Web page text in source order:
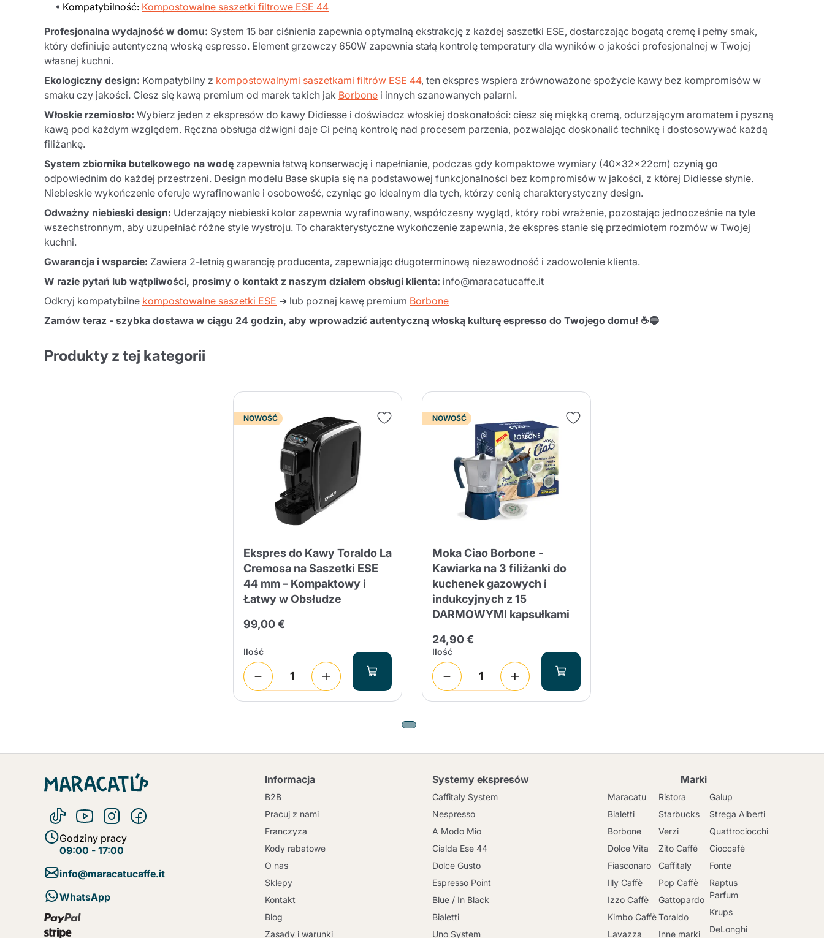
Kompatybilność: Kompostowalne saszetki filtrowe ESE 44
Profesjonalna wydajność w domu: System 15 bar ciśnienia zapewnia optymalną ekstrakcję z każdej saszetki ESE, dostarczając bogatą cremę i pełny smak,
który definiuje autentyczną włoską espresso. Element grzewczy 650W zapewnia stałą kontrolę temperatury dla wyników o jakości profesjonalnej w Twojej
własnej kuchni.
Ekologiczny design: Kompatybilny z kompostowalnymi saszetkami filtrów ESE 44, ten ekspres wspiera zrównoważone spożycie kawy bez kompromisów w
smaku czy jakości. Ciesz się kawą premium od marek takich jak Borbone i innych szanowanych palarni.
Włoskie rzemiosło: Wybierz jeden z ekspresów do kawy Didiesse i doświadcz włoskiej doskonałości: ciesz się miękką cremą, odurzającym aromatem i pyszną
kawą pod każdym względem. Ręczna obsługa dźwigni daje Ci pełną kontrolę nad procesem parzenia, pozwalając doskonalić technikę i dostosowywać każdą
filiżankę.
System zbiornika butelkowego na wodę zapewnia łatwą konserwację i napełnianie, podczas gdy kompaktowe wymiary (40x32x22cm) czynią go
odpowiednim do każdej przestrzeni. Design modelu Base skupia się na podstawowej funkcjonalności bez kompromisów w jakości, z której Didiesse słynie.
Niebieskie wykończenie oferuje wyrafinowanie i osobowość, czyniąc go idealnym dla tych, którzy cenią charakterystyczny design.
Odważny niebieski design: Uderzający niebieski kolor zapewnia wyrafinowany, współczesny wygląd, który robi wrażenie, pozostając jednocześnie na tyle
wszechstronnym, aby uzupełniać różne style wystroju. To charakterystyczne wykończenie zapewnia, że ekspres stanie się przedmiotem rozmów w Twojej
kuchni.
Gwarancja i wsparcie: Zawiera 2-letnią gwarancję producenta, zapewniając długoterminową niezawodność i zadowolenie klienta.
W razie pytań lub wątpliwości, prosimy o kontakt z naszym działem obsługi klienta: info@maracatucaffe.it
Odkryj kompatybilne kompostowalne saszetki ESE ➜ lub poznaj kawę premium Borbone
Zamów teraz - szybka dostawa w ciągu 24 godzin, aby wprowadzić autentyczną włoską kulturę espresso do Twojego domu! ☕🔵
Produkty z tej kategorii
NOWOŚĆ
Ekspres do Kawy Toraldo La
Cremosa na Saszetki ESE
44 mm – Kompaktowy i
Łatwy w Obsłudze
99,00 €
Ilość
NOWOŚĆ
Moka Ciao Borbone -
Kawiarka na 3 filiżanki do
kuchenek gazowych i
indukcyjnych z 15
DARMOWYMI kapsułkami
24,90 €
Ilość
Kontynuuj zakupy Przejdź do koszyka
Kontynuuj zakupy
Kontynuuj zakupy Dodaj minimalną dozwoloną ilość
Kontynuuj zakupy
Wyślij
Godziny pracy
09:00 - 17:00
info@maracatucaffe.it
WhatsApp
Informacja
B2B
Pracuj z nami
Franczyza
Kody rabatowe
O nas
Sklepy
Kontakt
Blog
Zasady i warunki
Systemy ekspresów
Caffitaly System
Nespresso
A Modo Mio
Cialda Ese 44
Dolce Gusto
Espresso Point
Blue / In Black
Bialetti
Uno System
Marki
Maracatu
Bialetti
Borbone
Dolce Vita
Fiasconaro
Illy Caffè
Izzo Caffè
Kimbo Caffè
Lavazza
Ristora
Starbucks
Verzi
Zito Caffè
Caffitaly
Pop Caffè
Gattopardo
Toraldo
Inne marki
Galup
Strega Alberti
Quattrociocchi
Cioccafè
Fonte
Raptus
Parfum
Krups
DeLonghi